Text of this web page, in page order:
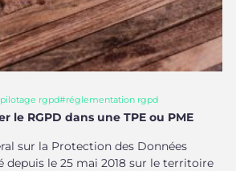
pilotage rgpd#réglementation rgpd
le RGPD dans une TPE ou PME
sur la Protection des Données
depuis le 25 mai 2018 sur le territoire